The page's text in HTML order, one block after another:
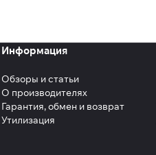
Информация
Обзоры и статьи
О производителях
Гарантия, обмен и возврат
Утилизация